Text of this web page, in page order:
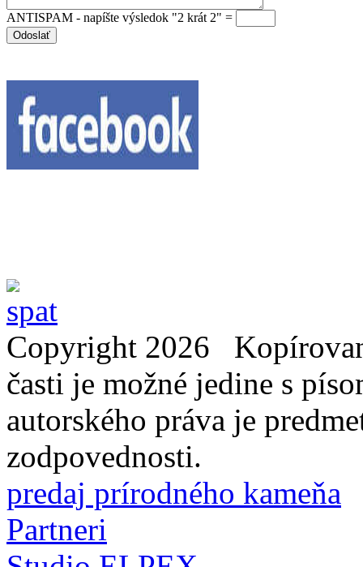
ANTISPAM - napíšte výsledok "2 krát 2" =
Copyright 2026
časti je možné jedine s
autorského práva je
zodpovednosti.
predaj prírodného kameňa
Partneri